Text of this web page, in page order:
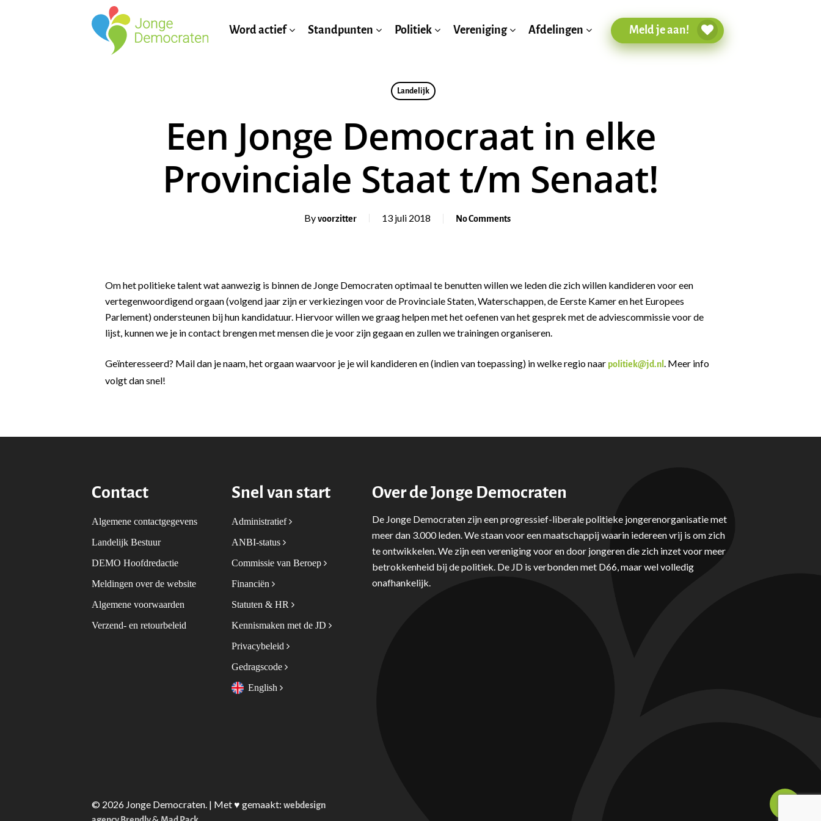
Word actief Standpunten Politiek Vereniging Afdelingen Meld je aan!
Landelijk
Een Jonge Democraat in elke
Provinciale Staat t/m Senaat!
Byvoorzitter 13 juli 2018 No Comments
Om het politieke talent wat aanwezig is binnen de Jonge Democraten optimaal te benutten willen we leden die zich willen kandideren voor een
vertegenwoordigend orgaan (volgend jaar zijn er verkiezingen voor de Provinciale Staten, Waterschappen, de Eerste Kamer en het Europees
Parlement) ondersteunen bij hun kandidatuur. Hiervoor willen we graag helpen met het oefenen van het gesprek met de adviescommissie voor de
lijst, kunnen we je in contact brengen met mensen die je voor zijn gegaan en zullen we trainingen organiseren.
Geïnteresseerd? Mail dan je naam, het orgaan waarvoor je je wil kandideren en (indien van toepassing) in welke regio naar politiek@jd.nl. Meer info
volgt dan snel!
Contact
Algemene contactgegevens
Landelijk Bestuur
DEMO Hoofdredactie
Meldingen over de website
Algemene voorwaarden
Verzend- en retourbeleid
Snel van start
Administratief
ANBI-status
Commissie van Beroep
Financiën
Statuten & HR
Kennismaken met de JD
Privacybeleid
Gedragscode
English
Over de Jonge Democraten
De Jonge Democraten zijn een progressief-liberale politieke jongerenorganisatie met
meer dan 3.000 leden. We staan voor een maatschappij waarin iedereen vrij is om zich
te ontwikkelen. We zijn een vereniging voor en door jongeren die zich inzet voor meer
betrokkenheid bij de politiek. De JD is verbonden met D66, maar wel volledig
onafhankelijk.
© 2026 Jonge Democraten. | Met ♥︎ gemaakt: webdesign